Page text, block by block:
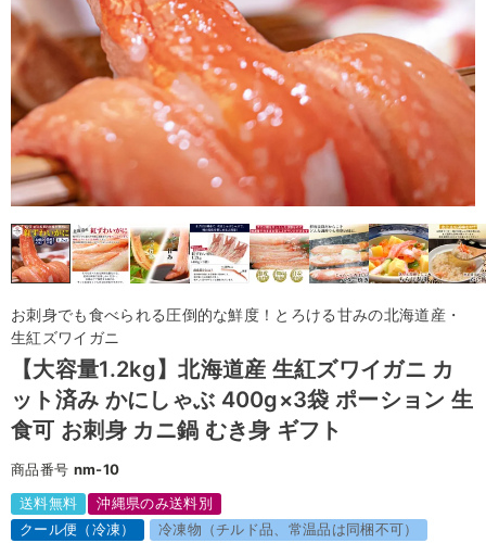
お刺身でも食べられる圧倒的な鮮度！とろける甘みの北海道産・
生紅ズワイガニ
【大容量1.2kg】北海道産 生紅ズワイガニ カ
ット済み かにしゃぶ 400g×3袋 ポーション 生
食可 お刺身 カニ鍋 むき身 ギフト
商品番号 nm-10
送料無料
沖縄県のみ送料別
クール便（冷凍）
冷凍物（チルド品、常温品は同梱不可）